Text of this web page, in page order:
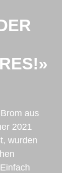
aus
2021
wurden